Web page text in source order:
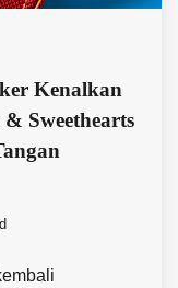
Kenalkan
Sweethearts